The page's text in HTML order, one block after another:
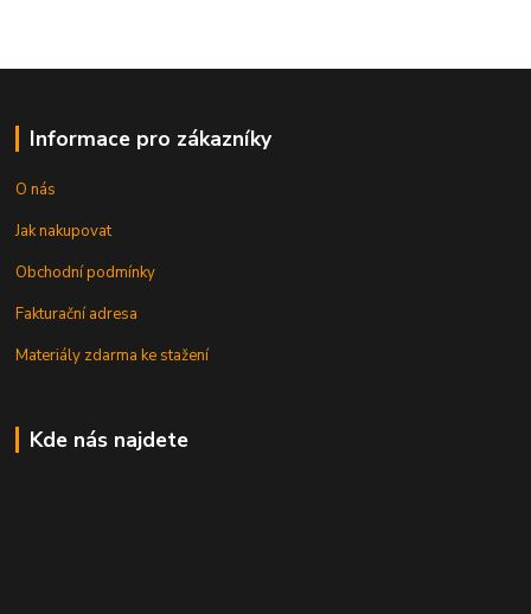
Informace pro zákazníky
O nás
Jak nakupovat
Obchodní podmínky
Fakturační adresa
Materiály zdarma ke stažení
Kde nás najdete